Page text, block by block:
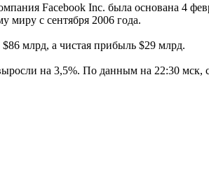
Facebook Inc. была основана 4
миру с сентября 2006 года.
млрд, а чистая прибыль $29 млрд.
на 3,5%. По данным на 22:30